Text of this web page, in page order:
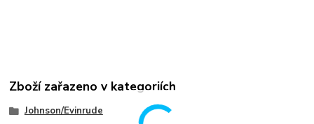
Zboží zařazeno v kategoriích
Johnson/Evinrude